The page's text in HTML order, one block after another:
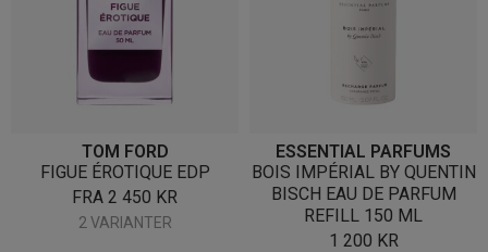
TOM FORD
FIGUE ÉROTIQUE EDP
FRA 2 450 KR
2 VARIANTER
ESSENTIAL PARFUMS
BOIS IMPÉRIAL BY QUENTIN
BISCH EAU DE PARFUM
REFILL 150 ML
1 200 KR